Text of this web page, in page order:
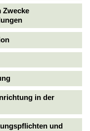
Zwecke
in der
und